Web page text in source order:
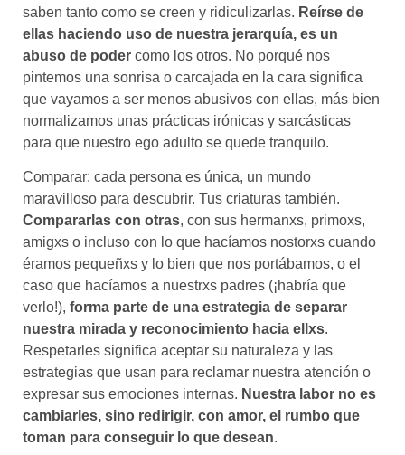
saben tanto como se creen y ridiculizarlas. Reírse de
ellas haciendo uso de nuestra jerarquía, es un
abuso de poder como los otros. No porqué nos
pintemos una sonrisa o carcajada en la cara significa
que vayamos a ser menos abusivos con ellas, más bien
normalizamos unas prácticas irónicas y sarcásticas
para que nuestro ego adulto se quede tranquilo.
Comparar: cada persona es única, un mundo
maravilloso para descubrir. Tus criaturas también.
Compararlas con otras, con sus hermanxs, primoxs,
amigxs o incluso con lo que hacíamos nostorxs cuando
éramos pequeñxs y lo bien que nos portábamos, o el
caso que hacíamos a nuestrxs padres (¡habría que
verlo!), forma parte de una estrategia de separar
nuestra mirada y reconocimiento hacia ellxs.
Respetarles significa aceptar su naturaleza y las
estrategias que usan para reclamar nuestra atención o
expresar sus emociones internas. Nuestra labor no es
cambiarles, sino redirigir, con amor, el rumbo que
toman para conseguir lo que desean.